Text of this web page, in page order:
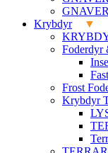
Krybdyr
Foderdyr
Frost
Krybdyr